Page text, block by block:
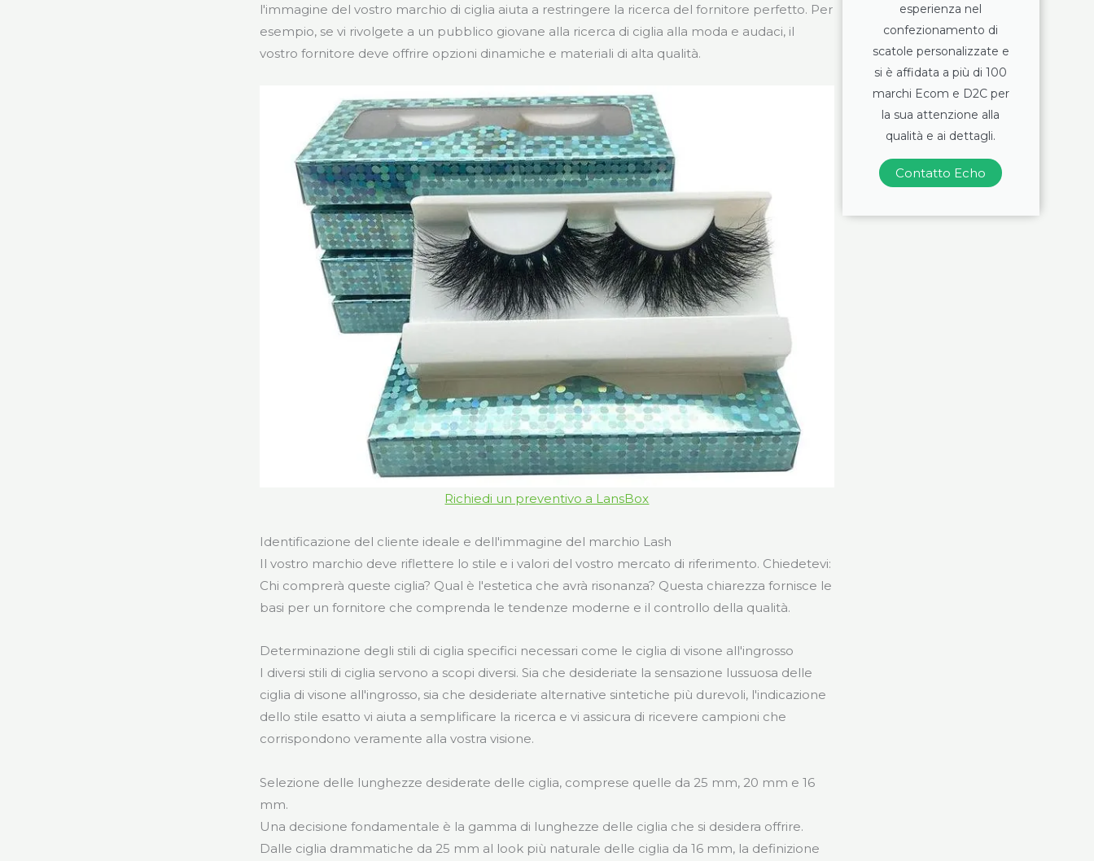
l'immagine del vostro marchio di ciglia aiuta a restringere la ricerca del fornitore perfetto. Per
esempio, se vi rivolgete a un pubblico giovane alla ricerca di ciglia alla moda e audaci, il
vostro fornitore deve offrire opzioni dinamiche e materiali di alta qualità.
Richiedi un preventivo a LansBox
Identificazione del cliente ideale e dell'immagine del marchio Lash
Il vostro marchio deve riflettere lo stile e i valori del vostro mercato di riferimento. Chiedetevi:
Chi comprerà queste ciglia? Qual è l'estetica che avrà risonanza? Questa chiarezza fornisce le
basi per un fornitore che comprenda le tendenze moderne e il controllo della qualità.
Determinazione degli stili di ciglia specifici necessari come le ciglia di visone all'ingrosso
I diversi stili di ciglia servono a scopi diversi. Sia che desideriate la sensazione lussuosa delle
ciglia di visone all'ingrosso, sia che desideriate alternative sintetiche più durevoli, l'indicazione
dello stile esatto vi aiuta a semplificare la ricerca e vi assicura di ricevere campioni che
corrispondono veramente alla vostra visione.
Selezione delle lunghezze desiderate delle ciglia, comprese quelle da 25 mm, 20 mm e 16
mm.
Una decisione fondamentale è la gamma di lunghezze delle ciglia che si desidera offrire.
Dalle ciglia drammatiche da 25 mm al look più naturale delle ciglia da 16 mm, la definizione
esperienza nel
confezionamento di
scatole personalizzate e
si è affidata a più di 100
marchi Ecom e D2C per
la sua attenzione alla
qualità e ai dettagli.
Contatto Echo